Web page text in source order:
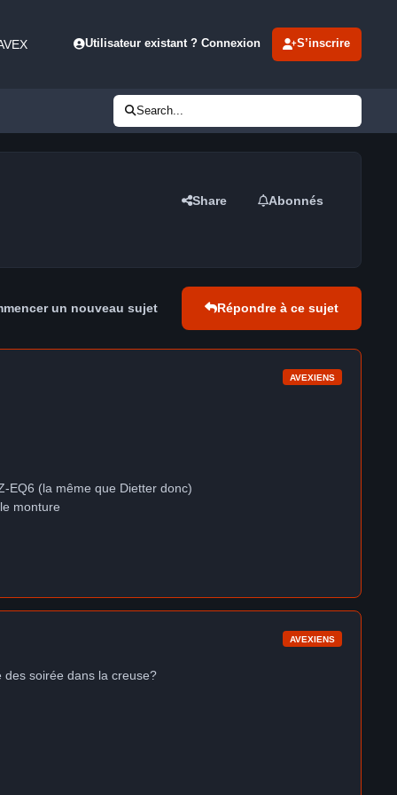
Utilisateur existant ? Connexion S’inscrire
Search...
Share Abonnés
un nouveau sujet Répondre à ce sujet
AVEXIENS
EQ6 (la même que Dietter donc)
monture
AVEXIENS
soirée dans la creuse?